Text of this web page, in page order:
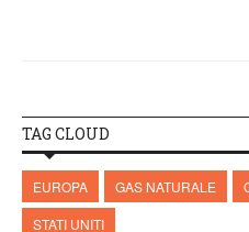
TAG CLOUD
EUROPA GAS NATURALE
STATI UNITI